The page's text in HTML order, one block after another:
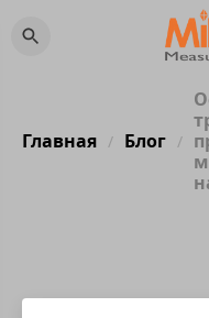
Главная / Блог /